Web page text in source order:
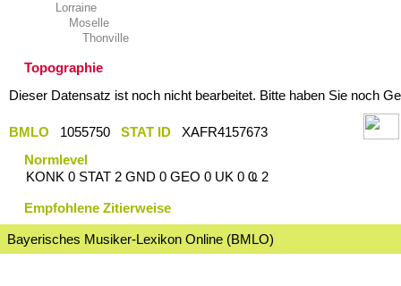
Lorraine
Moselle
Thonville
Topographie
Dieser Datensatz ist noch nicht bearbeitet. Bitte haben Sie noch
BMLO 1055750 STAT ID
XAFR4157673
Normlevel
KONK 0 STAT 2 GND 0 GEO 0 UK 0 Ҩ 2
Empfohlene Zitierweise
Bayerisches Musiker-Lexikon Online (BMLO)